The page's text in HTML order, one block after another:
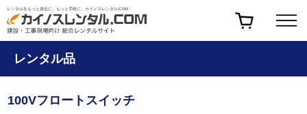
レンタルをもっと身近に、もっと手軽に、カイノスレンタル.COM
レンタル品
100Vフロートスイッチ